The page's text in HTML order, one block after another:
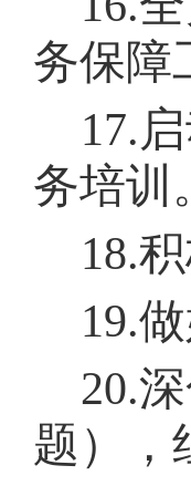
务保障
17.
务培训
18.
19.
20.
题），